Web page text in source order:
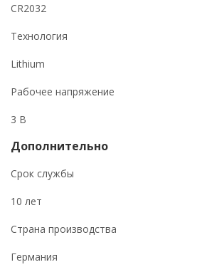
CR2032
Технология
Lithium
Рабочее напряжение
3 В
Дополнительно
Срок службы
10 лет
Страна производства
Германия